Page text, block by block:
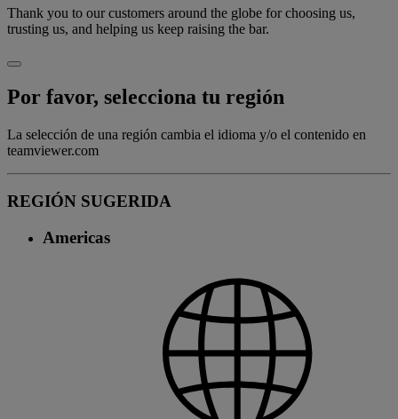
Thank you to our customers around the globe for choosing us,
trusting us, and helping us keep raising the bar.
Por favor, selecciona tu región
La selección de una región cambia el idioma y/o el contenido en
teamviewer.com
REGIÓN SUGERIDA
Americas